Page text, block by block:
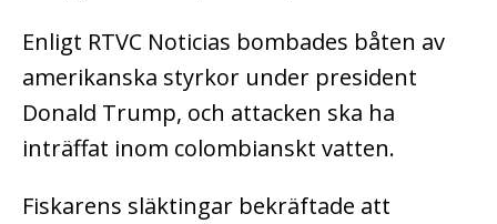
Enligt RTVC Noticias bombades båten av
amerikanska styrkor under president
Donald Trump, och attacken ska ha
inträffat inom colombianskt vatten.
Fiskarens släktingar bekräftade att